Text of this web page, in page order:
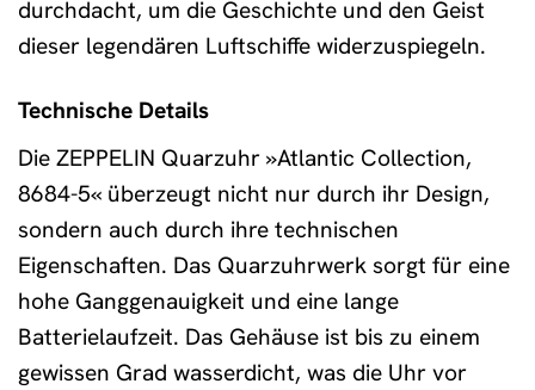
durchdacht, um die Geschichte und den Geist
dieser legendären Luftschiffe widerzuspiegeln.
Technische Details
Die ZEPPELIN Quarzuhr »Atlantic Collection,
8684-5« überzeugt nicht nur durch ihr Design,
sondern auch durch ihre technischen
Eigenschaften. Das Quarzuhrwerk sorgt für eine
hohe Ganggenauigkeit und eine lange
Batterielaufzeit. Das Gehäuse ist bis zu einem
gewissen Grad wasserdicht, was die Uhr vor